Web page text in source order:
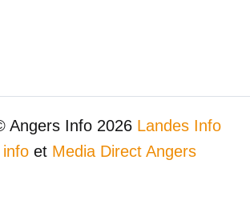
Angers Info 2026 Landes Info
info et Media Direct Angers